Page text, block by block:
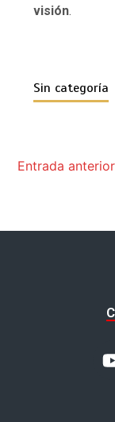
visión.
Sin categoría
Entrada anterior